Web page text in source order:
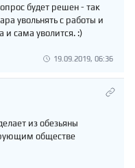
будет решен - так
увольнять с работы и
и сама уволится. :)
19.09.2019, 06:36
из обезьяны
обществе